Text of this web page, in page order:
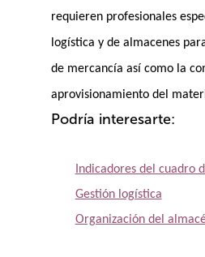
requieren profesionales
logística y de almacenes
de mercancía así como la
aprovisionamiento del
Podría interesarte:
Indicadores del cuadro
Gestión logística
Organización del